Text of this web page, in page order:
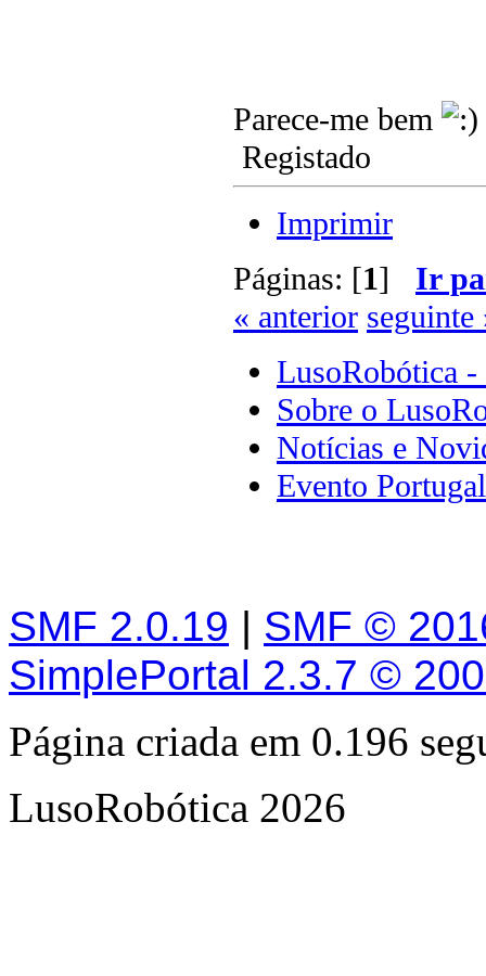
Parece-me bem
Registado
Imprimir
Páginas: [1] Ir
« anterior seguinte
LusoRobótica -
Sobre o
Notícias e
Evento
SMF 2.0.19 | SMF ©
SimplePortal 2.3.7 ©
Página criada em 0.196
LusoRobótica 2026